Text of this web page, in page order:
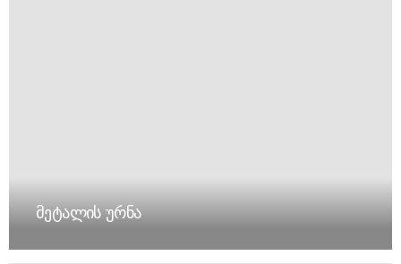
მეტალის ურნა